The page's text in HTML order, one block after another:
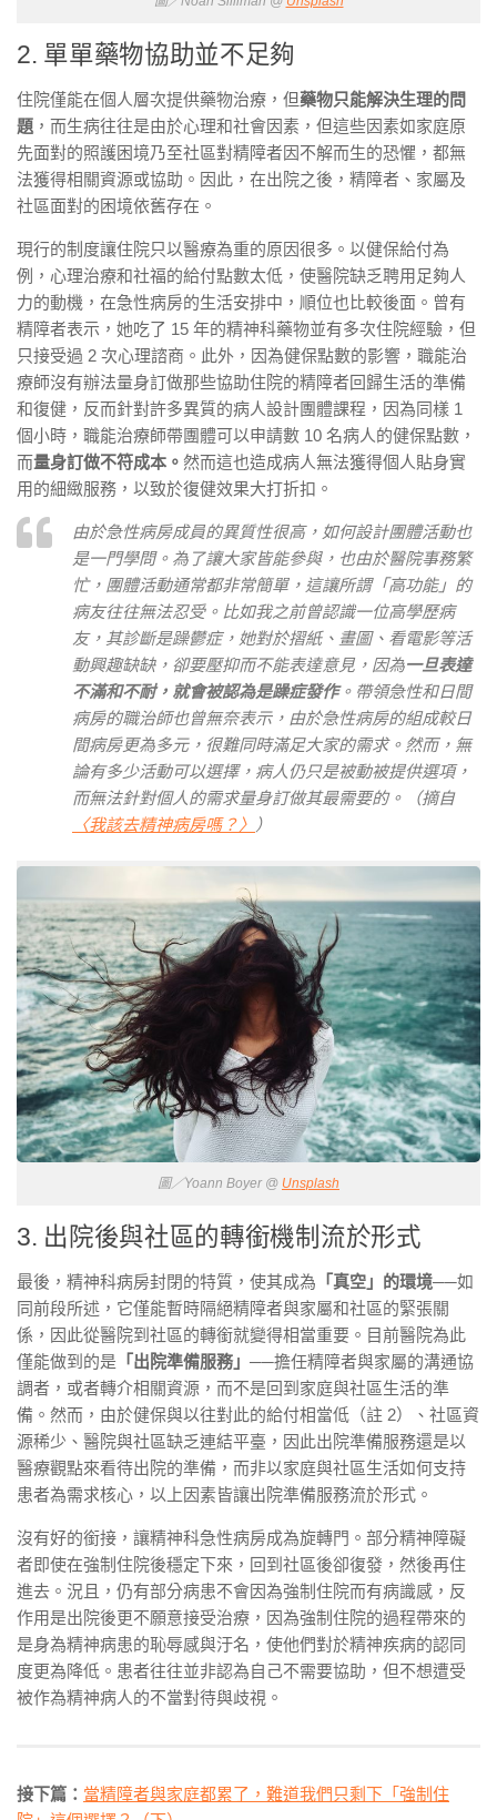
2. 單單藥物協助並不足夠
住院僅能在個人層次提供藥物治療，但藥物只能解決生理的問
題 ，而生病往往是由於心理和社會因素，但這些因素如家庭原
先面對的照護困境乃至社區對精障者因不解而生的恐懼，都無
法獲得相關資源或協助。因此，在出院之後，精障者、家屬及
社區面對的困境依舊存在。
現行的制度讓住院只以醫療為重的原因很多。以健保給付為
例，心理治療和社福的給付點數太低，使醫院缺乏聘用足夠人
力的動機，在急性病房的生活安排中，順位也比較後面。曾有
精障者表示，她吃了 15 年的精神科藥物並有多次住院經驗，但
只接受過 2 次心理諮商。此外，因為健保點數的影響，職能治
療師沒有辦法量身訂做那些協助住院的精障者回歸生活的準備
和復健，反而針對許多異質的病人設計團體課程，因為同樣 1
個小時，職能治療師帶團體可以申請數 10 名病人的健保點數，
而量身訂做不符成本。 然而這也造成病人無法獲得個人貼身實
用的細緻服務，以致於復健效果大打折扣。
由於急性病房成員的異質性很高，如何設計團體活動也
是一門學問。為了讓大家皆能參與，也由於醫院事務繁
忙，團體活動通常都非常簡單，這讓所謂「高功能」的
病友往往無法忍受。比如我之前曾認識一位高學歷病
友，其診斷是躁鬱症，她對於摺紙、畫圖、看電影等活
動興趣缺缺，卻要壓抑而不能表達意見，因為一旦表達
不滿和不耐，就會被認為是躁症發作。帶領急性和日間
病房的職治師也曾無奈表示，由於急性病房的組成較日
間病房更為多元，很難同時滿足大家的需求。然而，無
論有多少活動可以選擇，病人仍只是被動被提供選項，
而無法針對個人的需求量身訂做其最需要的。（摘自
〈我該去精神病房嗎？〉 ）
圖／Yoann Boyer @ Unsplash
3. 出院後與社區的轉銜機制流於形式
最後，精神科病房封閉的特質，使其成為 「真空」的環境──如
同前段所述，它僅能暫時隔絕精障者與家屬和社區的緊張關
係，因此從醫院到社區的轉銜就變得相當重要。目前醫院為此
僅能做到的是 「出院準備服務」 ──擔任精障者與家屬的溝通協
調者，或者轉介相關資源，而不是回到家庭與社區生活的準
備。然而，由於健保與以往對此的給付相當低（註 2）、社區資
源稀少、醫院與社區缺乏連結平臺，因此出院準備服務還是以
醫療觀點來看待出院的準備，而非以家庭與社區生活如何支持
患者為需求核心，以上因素皆讓出院準備服務流於形式。
沒有好的銜接，讓精神科急性病房成為旋轉門。部分精神障礙
者即使在強制住院後穩定下來，回到社區後卻復發，然後再住
進去。況且，仍有部分病患不會因為強制住院而有病識感，反
作用是出院後更不願意接受治療，因為強制住院的過程帶來的
是身為精神病患的恥辱感與汙名，使他們對於精神疾病的認同
度更為降低。患者往往並非認為自己不需要協助，但不想遭受
被作為精神病人的不當對待與歧視。
接下篇： 當精障者與家庭都累了，難道我們只剩下「強制住